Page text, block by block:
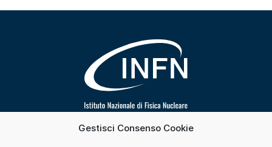
Gestisci Consenso Cookie
Segui INFN su